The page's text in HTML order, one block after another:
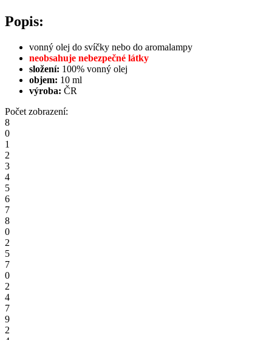
Popis:
vonný olej do svíčky nebo do aromalampy
neobsahuje nebezpečné látky
složení: 100% vonný olej
objem: 10 ml
výroba: ČR
Počet zobrazení:
8
0
1
2
3
4
5
6
7
8
0
2
5
7
0
2
4
7
9
2